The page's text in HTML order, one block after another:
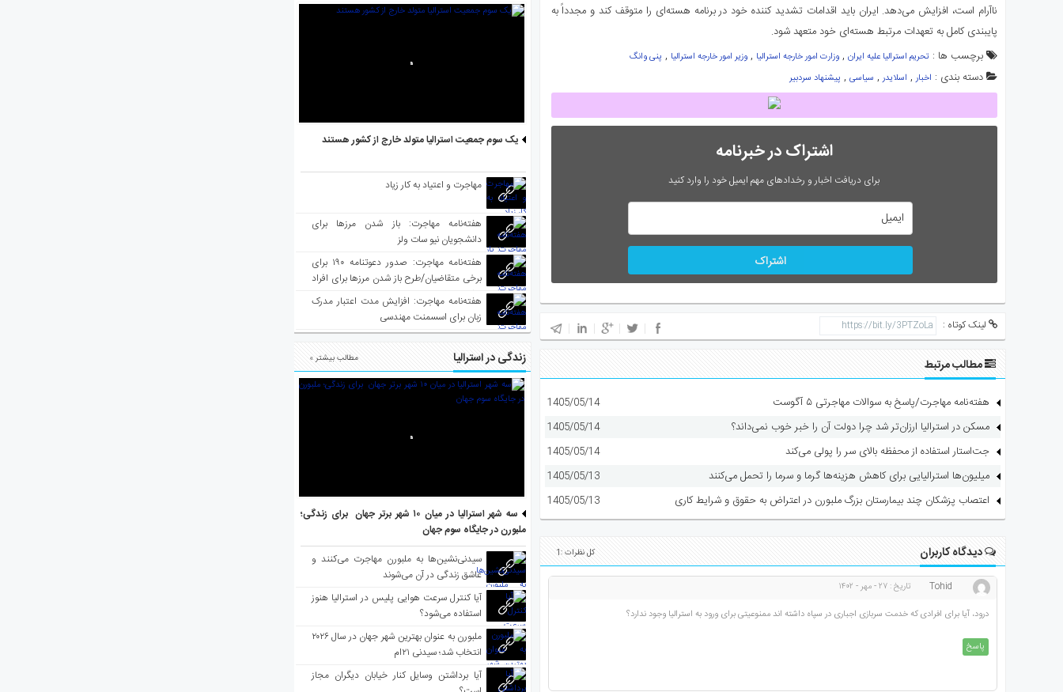
ناآرام است، افزایش می‌دهد. ایران باید اقدامات تشدید کننده خود در برنامه هسته‌ای را متوقف کند و مجدداً به
پایبندی کامل به تعهدات مرتبط هسته‌ای خود متعهد شود.
برچسب ها : تحریم استرالیا علیه ایران , وزارت امور خارجه استرالیا , وزیر امور خارجه استرالیا , پنی وانگ
دسته بندی : اخبار, اسلایدر, سیاسی , پیشنهاد سردبیر
اشتراک در خبرنامه
برای دریافت اخبار و رخدادهای مهم ایمیل خود را وارد کنید
اشتراک
لینک کوتاه :
مطالب مرتبط
هفته‌نامه مهاجرت/پاسخ به سوالات مهاجرتی ۵ آگوست 1405/05/14
مسکن در استرالیا ارزان‌تر شد چرا دولت آن را خبر خوب نمی‌داند؟ 1405/05/14
جت‌استار استفاده از محفظه بالای سر را پولی می‌کند 1405/05/14
میلیون‌ها استرالیایی برای کاهش هزینه‌ها گرما و سرما را تحمل می‌کنند 1405/05/13
اعتصاب پزشکان چند بیمارستان بزرگ ملبورن در اعتراض به حقوق و شرایط کاری 1405/05/13
دیدگاه کاربران کل نظرات :1
Tohid
تاریخ : ۲۷ - مهر - ۱۴۰۲
درود، آیا برای افرادی که خدمت سربازی اجباری در سپاه داشته اند ممنوعیتی برای ورود به استرالیا وجود ندارد؟
پاسخ
یک سوم جمعیت استرالیا متولد خارج از کشور هستند
مهاجرت و اعتیاد به کار زیاد
هفته‌نامه مهاجرت: باز شدن مرزها برای
دانشجویان نیو سات ولز
هفته‌نامه مهاجرت: صدور دعوتنامه ۱۹۰ برای
برخی متقاضیان/طرح باز شدن مرزها برای افراد
واکسینه شده
هفته‌نامه مهاجرت: افزایش مدت اعتبار مدرک
زبان برای اسسمنت مهندسی
زندگی در استرالیا مطالب بیشتر »
سه شهر استرالیا در میان ۱۰ شهر برتر جهان برای زندگی؛
ملبورن در جایگاه سوم جهان
سیدنی‌نشین‌ها به ملبورن مهاجرت می‌کنند و
عاشق زندگی در آن می‌شوند
آیا کنترل سرعت هوایی پلیس در استرالیا هنوز
استفاده می‌شود؟
ملبورن به عنوان بهترین شهر جهان در سال ۲۰۲۶
انتخاب شد؛ سیدنی ۲۱‌ام
آیا برداشتن وسایل کنار خیابان دیگران مجاز